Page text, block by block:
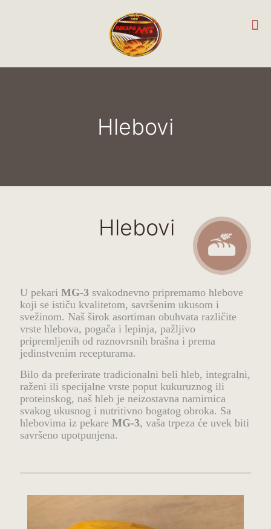
Hlebovi
Hlebovi
U pekari MG-3 svakodnevno pripremamo hlebove
koji se ističu kvalitetom, savršenim ukusom i
svežinom. Naš širok asortiman obuhvata različite
vrste hlebova, pogača i lepinja, pažljivo
pripremljenih od raznovrsnih brašna i prema
jedinstvenim recepturama.
Bilo da preferirate tradicionalni beli hleb, integralni,
raženi ili specijalne vrste poput kukuruznog ili
proteinskog, naš hleb je neizostavna namirnica
svakog ukusnog i nutritivno bogatog obroka. Sa
hlebovima iz pekare MG-3, vaša trpeza će uvek biti
savršeno upotpunjena.